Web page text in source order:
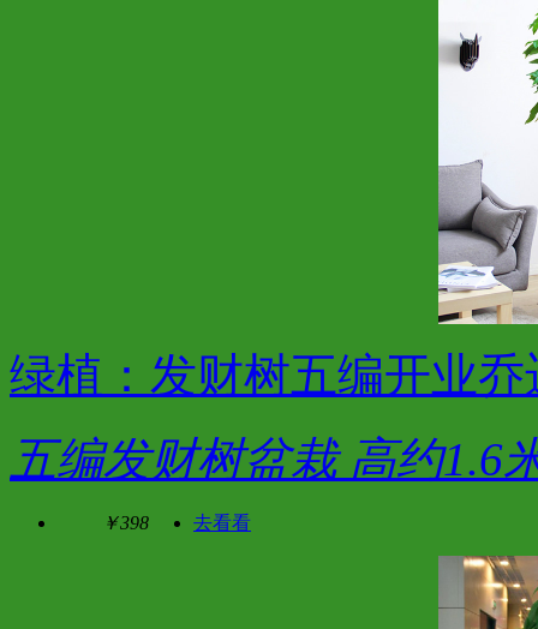
绿植：发财树五编开业乔
五编发财树盆栽 高约1.6
￥398 去看看